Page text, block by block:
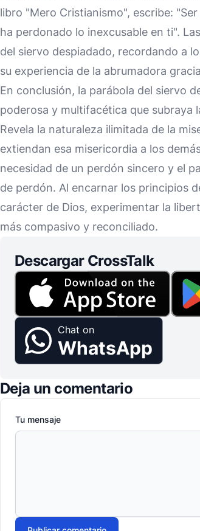
libro "Mero Cristianismo", escribe:
ha perdonado lo inexcusable en ti".
del siervo despiadado, recordando a
su experiencia de la abrumadora
En conclusión, la parábola del siervo
poderosa y multifacética que subraya
Revela la naturaleza ilimitada de la
extiendan esa misericordia a los
necesidad de un perdón sincero y el
de perdón. Al encarnar los principios
carácter de Dios, experimentar la
más compasivo y reconciliado.
Descargar CrossTalk
Chat on
WhatsApp
Deja un comentario
Tu mensaje